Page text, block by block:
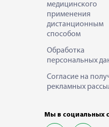
медицинского
применения
дистанционным
способом
Обработка
персональных
Согласие на
рекламных
Мы в социальных